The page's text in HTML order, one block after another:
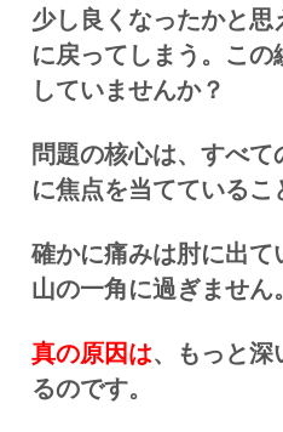
少し良くなったかと
に戻ってしまう。この
していませんか？
問題の核心は、すべて
に焦点を当てているこ
確かに痛みは肘に出て
山の一角に過ぎません。
真の原因は、もっと深
るのです。